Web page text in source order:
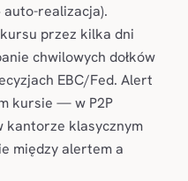
realizacja).
przez kilka dni
chwilowych dołków
EBC/Fed. Alert
kursie — w P2P
kantorze klasycznym
między alertem a